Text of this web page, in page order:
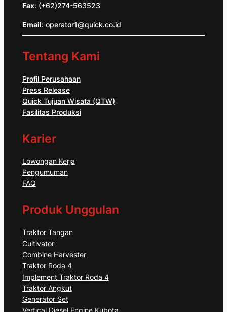
Fax: (+62)274-563523
Email: operator1@quick.co.id
Tentang Kami
Profil Perusahaan
Press Release
Quick Tujuan Wisata (QTW)
Fasilitas Produksi
Karier
Lowongan Kerja
Pengumuman
FAQ
Produk Unggulan
Traktor Tangan
Cultivator
Combine Harvester
Traktor Roda 4
Implement Traktor Roda 4
Traktor Angkut
Generator Set
Vertical Diesel Engine Kubota